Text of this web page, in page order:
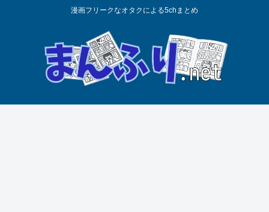
漫画フリークなオタクによる5chまとめ